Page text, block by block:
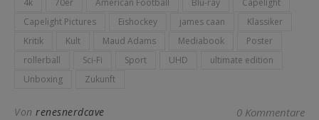
Capelight Pictures
Eishockey james caan
Klassiker
Kritik
Kult Maud Adams Mediabook
Poster
rollerball
Sci-Fi Sport UHD
ultimate edition
Unboxing
Zukunft
Von renesnerdcave 0 Kommentare